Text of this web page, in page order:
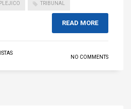
TRIBUNAL
READ MORE
NO COMMENTS